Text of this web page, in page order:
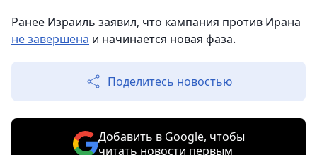
Ранее Израиль заявил, что кампания против Ирана
не завершена и начинается новая фаза.
Поделитесь новостью
Добавить в Google, чтобы
читать новости первым